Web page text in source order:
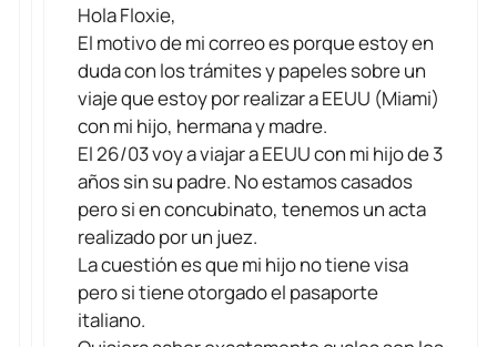
Hola Floxie,
El motivo de mi correo es porque estoy en
duda con los trámites y papeles sobre un
viaje que estoy por realizar a EEUU (Miami)
con mi hijo, hermana y madre.
El 26/03 voy a viajar a EEUU con mi hijo de 3
años sin su padre. No estamos casados
pero si en concubinato, tenemos un acta
realizado por un juez.
La cuestión es que mi hijo no tiene visa
pero si tiene otorgado el pasaporte
italiano.